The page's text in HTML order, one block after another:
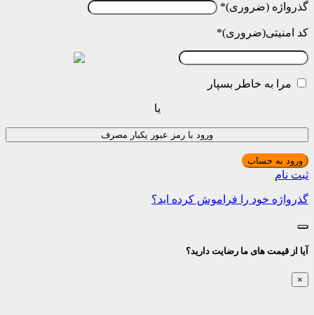
گذرواژه *
کد امنیتی *
مرا به خاطر بسپار
یا
ورود با رمز عبور یکبار مصرف
ورود به حساب
ثبت نام
گذرواژه خود را فراموش کرده اید؟
آیا از قیمت های ما رضایت دارید؟
×